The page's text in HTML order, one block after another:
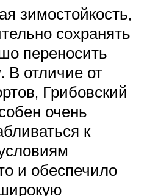
зимостойкость,
сохранять
переносить
В отличие от
Грибовский
очень
к
и обеспечило